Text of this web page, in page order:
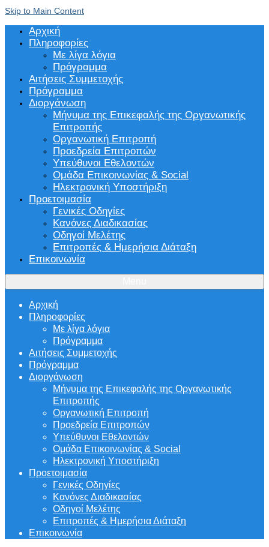
Skip to Main Content
Αρχική
Πληροφορίες
Με λίγα λόγια
Πρόγραμμα
Αιτήσεις Συμμετοχής
Πρόγραμμα
Διοργάνωση
Μήνυμα της Επικεφαλής της Οργανωτικής
Επιτροπής
Οργανωτική Επιτροπή
Προεδρεία Επιτροπών
Υπεύθυνοι Εθελοντών
Ομάδα Επικοινωνίας & Social
Ηλεκτρονική Υποστήριξη
Προετοιμασία
Γενικές Οδηγίες
Κανόνες Διαδικασίας
Οδηγοί Μελέτης
Επιτροπές & Ημερήσια Διάταξη
Επικοινωνία
Αρχική
Πληροφορίες
Με λίγα λόγια
Πρόγραμμα
Αιτήσεις Συμμετοχής
Πρόγραμμα
Διοργάνωση
Μήνυμα της Επικεφαλής της Οργανωτικής
Επιτροπής
Οργανωτική Επιτροπή
Προεδρεία Επιτροπών
Υπεύθυνοι Εθελοντών
Ομάδα Επικοινωνίας & Social
Ηλεκτρονική Υποστήριξη
Προετοιμασία
Γενικές Οδηγίες
Κανόνες Διαδικασίας
Οδηγοί Μελέτης
Επιτροπές & Ημερήσια Διάταξη
Επικοινωνία